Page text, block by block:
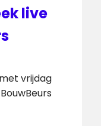
live
vrijdag